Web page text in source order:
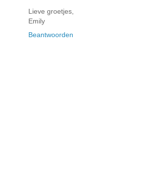
Lieve groetjes,
Emily
Beantwoorden